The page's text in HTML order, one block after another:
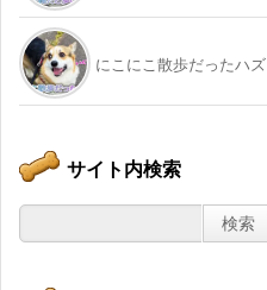
にこにこ散歩だったハズ
サイト内検索